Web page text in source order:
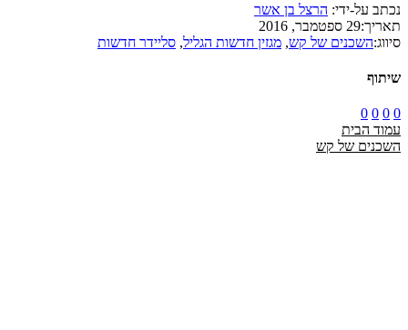
נכתב על-ידי: הרצל בן אשר
תאריך:29 ספטמבר, 2016
סיווג:השכנים של קש, מגזין חדשות הגליל, סליידר חדשות
שיתוף
0
0
0
0
עמוד הבית
השכנים של קש